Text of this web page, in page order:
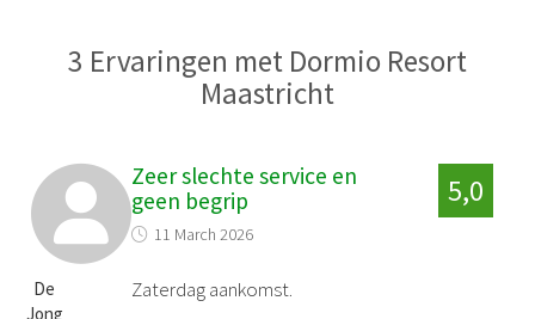
3 Ervaringen met Dormio Resort
Maastricht
De
Jong
Zeer slechte service en
geen begrip
11 March 2026
5,0
Zaterdag aankomst.